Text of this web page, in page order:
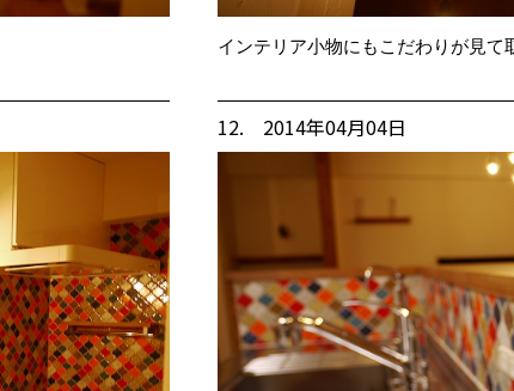
インテリア小物にもこだわりが見て
12. 2014年04月04日